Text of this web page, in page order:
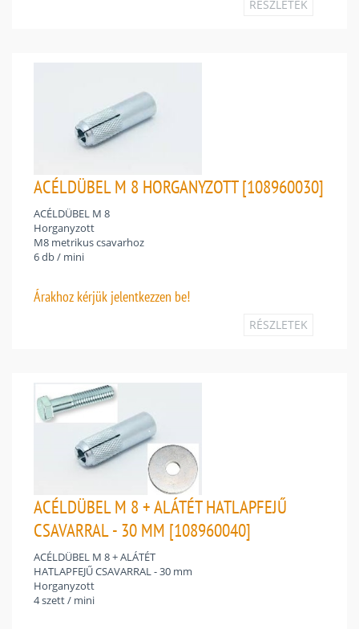
RÉSZLETEK
ACÉLDÜBEL M 8 HORGANYZOTT [108960030]
ACÉLDÜBEL M 8
Horganyzott
M8 metrikus csavarhoz
6 db / mini
Árakhoz kérjük jelentkezzen be!
RÉSZLETEK
ACÉLDÜBEL M 8 + ALÁTÉT HATLAPFEJŰ
CSAVARRAL - 30 MM [108960040]
ACÉLDÜBEL M 8 + ALÁTÉT
HATLAPFEJŰ CSAVARRAL - 30 mm
Horganyzott
4 szett / mini